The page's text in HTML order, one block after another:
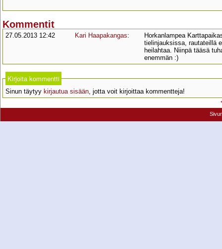
Kommentit
27.05.2013 12:42 Kari Haapakangas:
Horkanlampea
tielinjauksissa, rautateillä
heilahtaa. Niinpä tääsä
enemmän :)
Kirjoita kommentti
Sinun täytyy kirjautua sisään, jotta voit kirjoittaa kommentteja!